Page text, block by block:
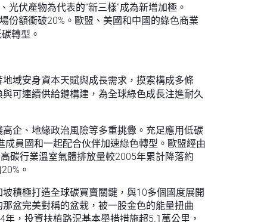
伏產物為代表的“新三樣”成為新增加極。
份額衝破20%。歐盟、美國和中國的綠色商業
轉型。
域安身資本天賦與成長需求，摸索構成多條
可連續供給鏈構建，為全球綠色成長注進耐久
企、地緣政治風險等多重挑釁。充足應用低碳
員國和一起配合伙伴加速綠色轉型。歐盟經由
碳行業溫室氣體排放量較2005年累計降落約
。
積極打造全球碳買賣關鍵，與10多個國度展開
盆完美對稱的盆栽，被一股金色的能量扭曲
，投資扶植路況基本舉措措施超5.1萬公里，